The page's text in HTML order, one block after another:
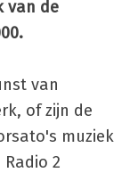
van de
van
of zijn de
muziek
2